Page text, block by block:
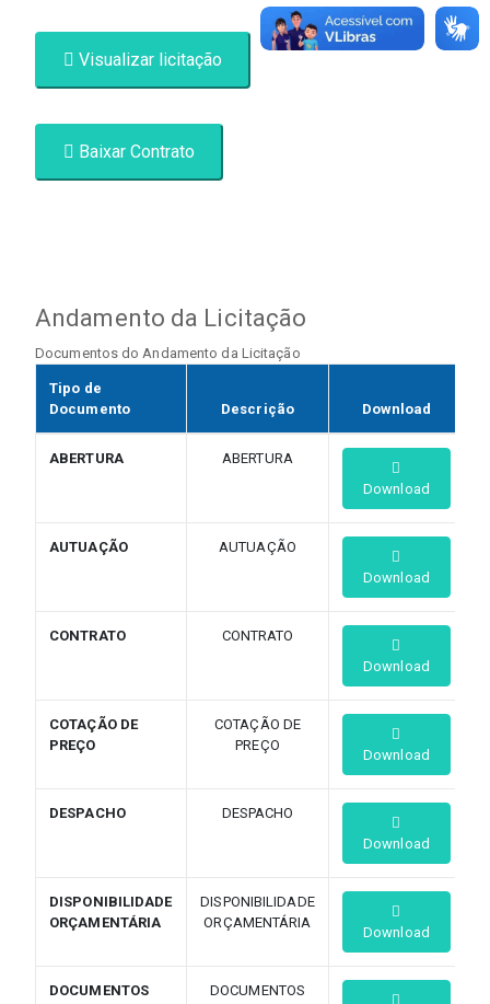
Visualizar licitação
Baixar Contrato
Andamento da Licitação
Documentos do Andamento da Licitação
Tipo de
Documento
Descrição Download
ABERTURA
ABERTURA
Download
AUTUAÇÃO
AUTUAÇÃO
Download
CONTRATO
CONTRATO
Download
COTAÇÃO DE
PREÇO
COTAÇÃO DE
PREÇO
Download
DESPACHO
DESPACHO
Download
DISPONIBILIDADE
ORÇAMENTÁRIA
DISPONIBILIDADE
ORÇAMENTÁRIA
Download
DOCUMENTOS
DOCUMENTOS